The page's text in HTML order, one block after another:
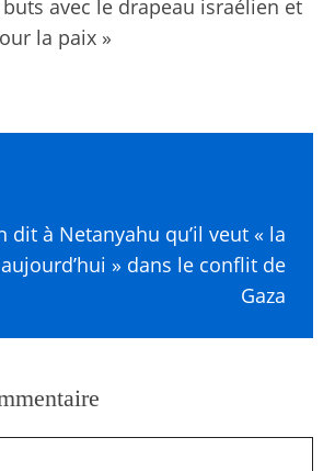
avec le drapeau israélien et
la paix »
dit à Netanyahu qu’il veut « la
» dans le conflit de
Gaza